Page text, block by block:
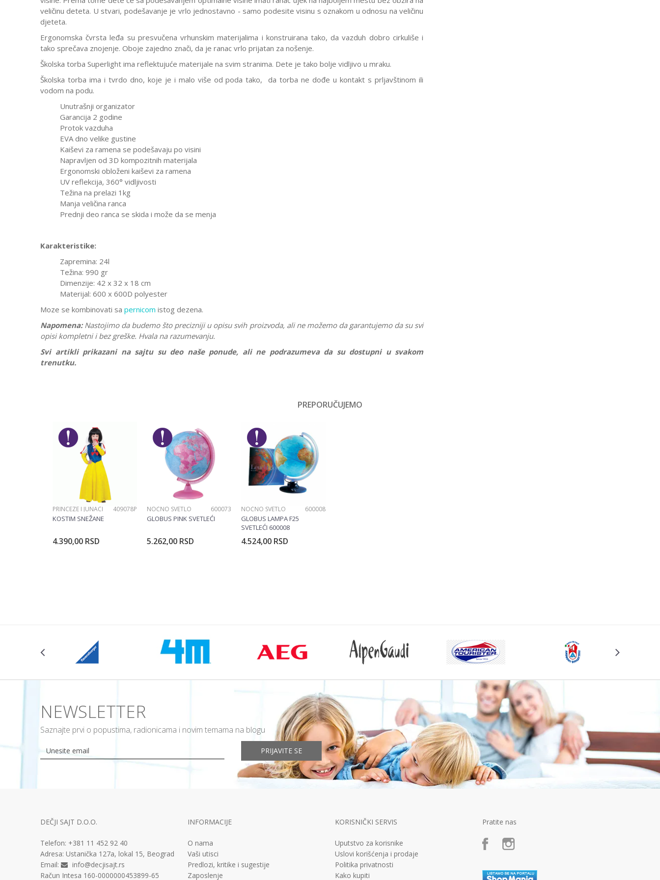
veličinu deteta. U stvari, podešavanje je vrlo jednostavno - samo podesite visinu s oznakom u odnosu na veličinu
djeteta.
Ergonomska čvrsta leđa su presvučena vrhunskim materijalima i konstruirana tako, da vazduh dobro cirkuliše i
tako sprečava znojenje. Oboje zajedno znači, da je ranac vrlo prijatan za nošenje.
Školska torba Superlight ima reflektujuće materijale na svim stranima. Dete je tako bolje vidljivo u mraku.
Školska torba ima i tvrdo dno, koje je i malo više od poda tako, da torba ne dođe u kontakt s prljavštinom ili
vodom na podu.
Unutrašnji organizator
Garancija 2 godine
Protok vazduha
EVA dno velike gustine
Kaiševi za ramena se podešavaju po visini
Napravljen od 3D kompozitnih materijala
Ergonomski obloženi kaiševi za ramena
UV reflekcija, 360° vidljivosti
Težina na prelazi 1kg
Manja veličina ranca
Prednji deo ranca se skida i može da se menja
Karakteristike:
Zapremina: 24l
Težina: 990 gr
Dimenzije: 42 x 32 x 18 cm
Materijal: 600 x 600D polyester
Moze se kombinovati sa pernicom istog dezena.
Napomena: Nastojimo da budemo što precizniji u opisu svih proizvoda, ali ne možemo da garantujemo da su svi
opisi kompletni i bez greške. Hvala na razumevanju.
Svi artikli prikazani na sajtu su deo naše ponude, ali ne podrazumeva da su dostupni u svakom
trenutku.
Brend
Target
Poruka
POŠALJI
PREPORUČUJEMO
PRINCEZE I JUNACI 409078P
KOSTIM SNEŽANE
4.390,00 RSD
NOĆNO SVETLO 600073
GLOBUS PINK SVETLEĆI
5.262,00 RSD
NOĆNO SVETLO 600008
GLOBUS LAMPA F25
SVETLEĆI 600008
4.524,00 RSD
NEWSLETTER
Saznajte prvi o popustima, radionicama i novim temama na blogu
PRIJAVITE SE
DEČJI SAJT D.O.O.
Telefon: +381 11 452 92 40
Adresa: Ustanička 127a, lokal 15, Beograd
Email:
info@decjisajt.rs
Račun Intesa 160-0000000453899-65
INFORMACIJE
O nama
Vaši utisci
Predlozi, kritike i sugestije
Zaposlenje
KORISNIČKI SERVIS
Uputstvo za korisnike
Uslovi korišćenja i prodaje
Politika privatnosti
Kako kupiti
Pratite nas